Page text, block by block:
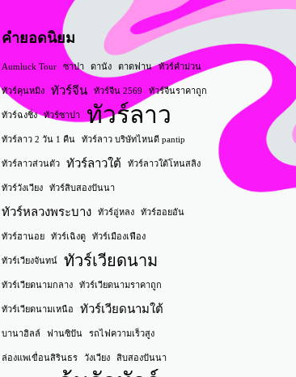
คำยอดนิยม
Aumluck Tour ซาปา ดานัง ตาดฟาน ทัวร์คำม่วน
ทัวร์คุนหมิง ทัวร์จีน ทัวร์จีน 2569 ทัวร์จีนราคาถูก
ทัวร์ฉงชิ่ง ทัวร์ซาปา ทัวร์ลาว
ทัวร์ลาว 2 วัน 1 คืน ทัวร์ลาว บริษัทไหนดี pantip
ทัวร์ลาวส่วนตัว ทัวร์ลาวใต้ ทัวร์ลาวใต้โหนสลิง
ทัวร์วังเวียง ทัวร์สิบสองปันนา
ทัวร์หลวงพระบาง ทัวร์อู่หลง ทัวร์ฮอยอัน
ทัวร์ฮานอย ทัวร์เฉิงตู ทัวร์เมืองเฟือง
ทัวร์เวียงจันทน์ ทัวร์เวียดนาม
ทัวร์เวียดนามกลาง ทัวร์เวียดนามราคาถูก
ทัวร์เวียดนามเหนือ ทัวร์เวียดนามใต้
บานาฮิลล์ ฟานซิปัน รถไฟความเร็วสูง
ล่องแพเขื่อนสิรินธร วังเวียง สิบสองปันนา